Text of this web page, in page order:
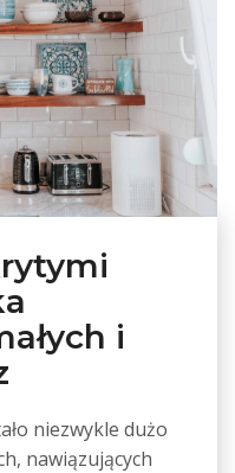
i
niezwykle dużo
nawiązujących